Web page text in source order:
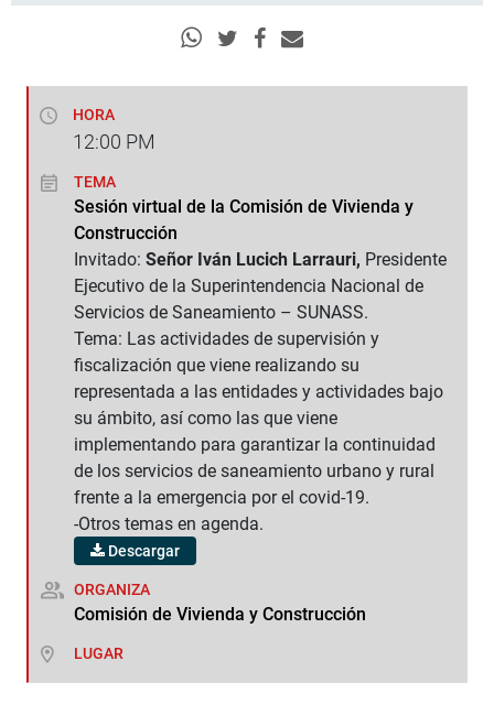
HORA
12:00 PM
TEMA
Sesión virtual de la Comisión de Vivienda y
Construcción
Invitado: Señor Iván Lucich Larrauri, Presidente
Ejecutivo de la Superintendencia Nacional de
Servicios de Saneamiento – SUNASS.
Tema: Las actividades de supervisión y
fiscalización que viene realizando su
representada a las entidades y actividades bajo
su ámbito, así como las que viene
implementando para garantizar la continuidad
de los servicios de saneamiento urbano y rural
frente a la emergencia por el covid-19.
-Otros temas en agenda.
Descargar
ORGANIZA
Comisión de Vivienda y Construcción
LUGAR